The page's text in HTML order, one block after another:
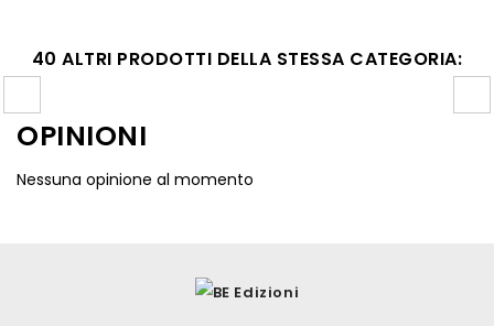
40 ALTRI PRODOTTI DELLA STESSA CATEGORIA:
OPINIONI
Nessuna opinione al momento